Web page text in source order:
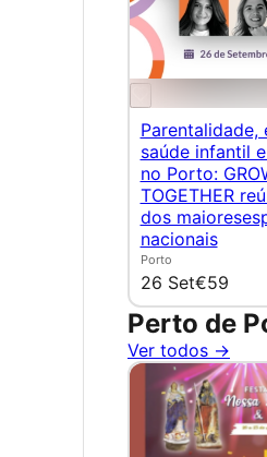
Parentalidade,
saúde infantil
no Porto:
TOGETHER
dos
nacionais
Porto
26 Set€59
Perto de
Ver todos →